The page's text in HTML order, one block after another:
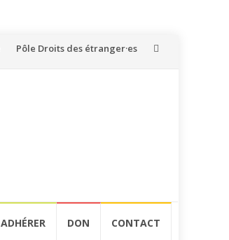
Pôle Droits des étranger·es
ADHÉRER DON CONTACT